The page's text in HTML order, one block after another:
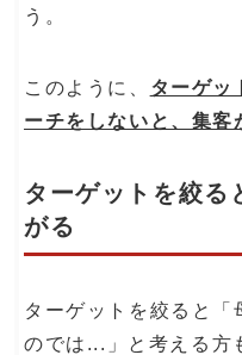
う。
このように、 ターゲッ
ーチをしないと、集客
ターゲットを絞る
がる
ターゲットを絞ると「
のでは...」と考える方